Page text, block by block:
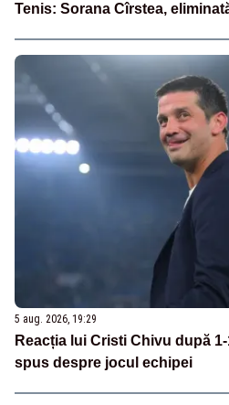
Tenis: Sorana Cîrstea,
5 aug. 2026, 19:29
Reacția lui Cristi Chivu după
spus despre jocul echipei